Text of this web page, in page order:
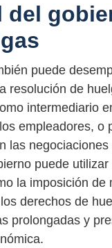
del
puede
resolución de
intermediario
empleadores, o
las negociaciones
puede utilizar
la imposición de
derechos de
prolongadas y